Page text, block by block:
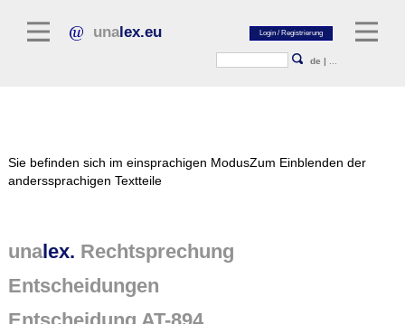
unalex.eu
de |
Normtexte
Rechtsprechung
Sie befinden sich im einsprachigen ModusZum Einblenden der
anderssprachigen Textteile
unalex. Rechtsprechung
Entscheidungen